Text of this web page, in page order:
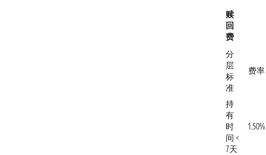
赎
回
费
分
层
标
准
费率
持
有
时
间 <
7天
1.50%